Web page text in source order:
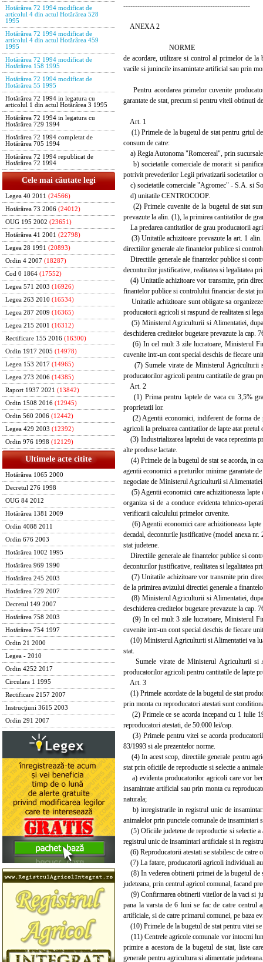
Hotărârea 72 1994 modificat de
articolul 4 din actul Hotărârea 528
1995
Hotărârea 72 1994 modificat de
articolul 4 din actul Hotărârea 459
1995
Hotărârea 72 1994 modificat de
Hotărârea 158 1995
Hotărârea 72 1994 modificat de
Hotărârea 55 1995
Hotărârea 72 1994 in legatura cu
articolul 1 din actul Hotărârea 3 1995
Hotărârea 72 1994 in legatura cu
Hotărârea 729 1994
Hotărârea 72 1994 completat de
Hotărârea 705 1994
Hotărârea 72 1994 republicat de
Hotărârea 72 1994
Cele mai căutate legi
Legea 40 2011 (24566)
Hotărârea 73 2006 (24012)
OUG 195 2002 (23651)
Hotărârea 41 2001 (22798)
Legea 28 1991 (20893)
Ordin 4 2007 (18287)
Cod 0 1864 (17552)
Legea 571 2003 (16926)
Legea 263 2010 (16534)
Legea 287 2009 (16365)
Legea 215 2001 (16312)
Rectificare 155 2016 (16300)
Ordin 1917 2005 (14978)
Legea 153 2017 (14965)
Legea 273 2006 (14385)
Raport 1937 2021 (13842)
Ordin 1508 2016 (12945)
Ordin 560 2006 (12442)
Legea 429 2003 (12392)
Ordin 976 1998 (12129)
Ultimele acte citite
Hotărârea 1065 2000
Decretul 276 1998
OUG 84 2012
Hotărârea 1381 2009
Ordin 4088 2011
Ordin 676 2003
Hotărârea 1002 1995
Hotărârea 969 1990
Hotărârea 245 2003
Hotărârea 729 2007
Decretul 149 2007
Hotărârea 758 2003
Hotărârea 754 1997
Ordin 21 2000
Legea - 2010
Ordin 4252 2017
Circulara 1 1995
Rectificare 2157 2007
Instrucţiuni 3615 2003
Ordin 291 2007
------------------------------------------------------
ANEXA 2
NORME
de acordare, utilizare si control al primelor de
vacile si junincile insamintate artificial sau prin
Pentru acordarea primelor cuvenite
garantate de stat, precum si pentru viteii obtinuti
Art. 1
(1) Primele de la bugetul de stat pentru griul
consum de catre:
a) Regia Autonoma "Romcereal", prin
b) societatile comerciale de morarit si
potrivit prevederilor Legii privatizarii societatilor
c) societatile comerciale "Agromec" - S.A. si
d) unitatile CENTROCOOP.
(2) Primele cuvenite de la bugetul de stat
prevazute la alin. (1), la primirea cantitatilor de
La predarea cantitatilor de grau producatorii
(3) Unitatile achizitoare prevazute la art. 1
directiilor generale ale finantelor publice si
Directiile generale ale finantelor publice si
deconturilor justificative, realitatea si legalitatea
(4) Unitatile achizitoare vor transmite, prin
finantelor publice si controlului financiar de stat
Unitatile achizitoare sunt obligate sa
producatorii agricoli si raspund de realitatea si
(5) Ministerul Agriculturii si Alimentatiei, dupa
deschiderea creditelor bugetare prevazute la
(6) In cel mult 3 zile lucratoare, Ministerul
cuvenite intr-un cont special deschis de fiecare
(7) Sumele virate de Ministerul Agriculturii
producatorilor agricoli pentru cantitatile de grau
Art. 2
(1) Prima pentru laptele de vaca cu 3,5%
proprietatii lor.
(2) Agentii economici, indiferent de forma de
agricoli la preluarea cantitatilor de lapte atat
(3) Industrializarea laptelui de vaca reprezinta
alte produse lactate.
(4) Primele de la bugetul de stat se acorda, in
agentii economici a preturilor minime garantate
negociate de Ministerul Agriculturii si
(5) Agentii economici care achizitioneaza lapte
organiza si de a conduce evidenta tehnico-
verificarii calculului primelor cuvenite.
(6) Agentii economici care achizitioneaza
decadal, deconturile justificative (model anexa
stat judetene.
Directiile generale ale finantelor publice si
deconturilor justificative, realitatea si legalitatea
(7) Unitatile achizitoare vor transmite prin
de la primirea avizului directiei generale a
(8) Ministerul Agriculturii si Alimentatiei, dupa
deschiderea creditelor bugetare prevazute la
(9) In cel mult 3 zile lucratoare, Ministerul
cuvenite intr-un cont special deschis de fiecare
(10) Ministerul Agriculturii si Alimentatiei va lua
stat.
Sumele virate de Ministerul Agriculturii si
producatorilor agricoli pentru cantitatile de lapte
Art. 3
(1) Primele acordate de la bugetul de stat
prin monta cu reproducatori atestati sunt
(2) Primele ce se acorda incepand cu 1 iulie
reproducatori atestati, de 50.000 lei/cap.
(3) Primele pentru vitei se acorda
83/1993 si ale prezentelor norme.
(4) In acest scop, directiile generale pentru
stat prin oficiile de reproductie si selectie a
a) evidenta producatorilor agricoli care vor
insamintate artificial sau prin monta cu
naturala;
b) inregistrarile in registrul unic de insamintari
animalelor prin punctele comunale de insamintari
(5) Oficiile judetene de reproductie si selectie a
registrul unic de insamintari artificiale si in
(6) Reproducatorii atestati se stabilesc de catre
(7) La fatare, producatorii agricoli individuali
(8) In vederea obtinerii primei de la bugetul de
judeteana, prin centrul agricol comunal, facand
(9) Confirmarea obtinerii viteilor de la vaci si
pana la varsta de 6 luni se fac de catre centrul
artificiale, si de catre primarul comunei, pe baza
(10) Primele de la bugetul de stat pentru vitei
(11) Centrele agricole comunale vor intocmi
primire a acestora de la bugetul de stat, liste
generale pentru agricultura si alimentatie judeteana.